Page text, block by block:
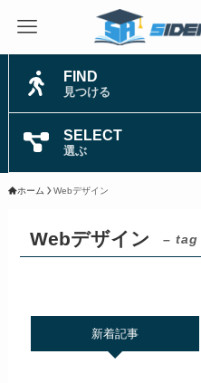
FIND
見つける
SELECT
選ぶ
ホーム Webデザイン
Webデザイン – tag
新着記事